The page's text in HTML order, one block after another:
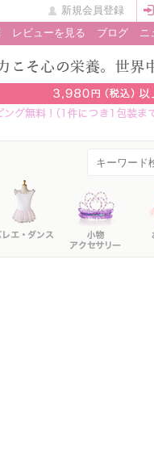
新規会員登録
レビューを見る ブログ ニ